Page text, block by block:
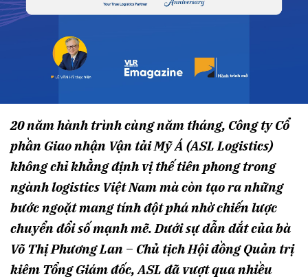
20 năm hành trình cùng năm tháng, Công ty Cổ
phần Giao nhận Vận tải Mỹ Á (ASL Logistics)
không chỉ khẳng định vị thế tiên phong trong
ngành logistics Việt Nam mà còn tạo ra những
bước ngoặt mang tính đột phá nhờ chiến lược
chuyển đổi số mạnh mẽ. Dưới sự dẫn dắt của bà
Võ Thị Phương Lan – Chủ tịch Hội đồng Quản trị
kiêm Tổng Giám đốc, ASL đã vượt qua nhiều